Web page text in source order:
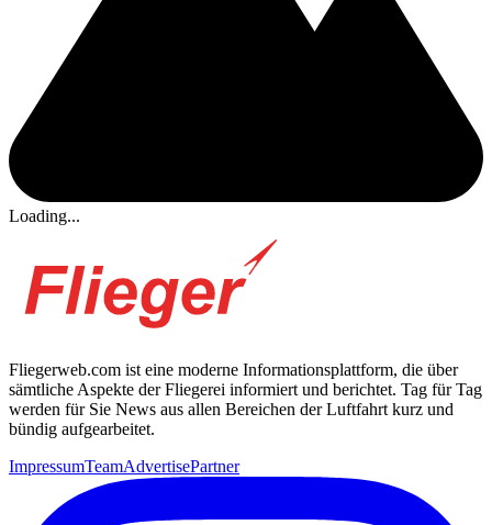
Loading...
Fliegerweb.com ist eine moderne Informationsplattform, die über
sämtliche Aspekte der Fliegerei informiert und berichtet. Tag für Tag
werden für Sie News aus allen Bereichen der Luftfahrt kurz und
bündig aufgearbeitet.
ImpressumTeamAdvertisePartner